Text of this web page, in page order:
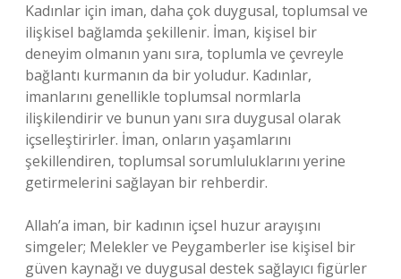
Kadınlar için iman, daha çok duygusal, toplumsal ve
ilişkisel bağlamda şekillenir. İman, kişisel bir
deneyim olmanın yanı sıra, toplumla ve çevreyle
bağlantı kurmanın da bir yoludur. Kadınlar,
imanlarını genellikle toplumsal normlarla
ilişkilendirir ve bunun yanı sıra duygusal olarak
içselleştirirler. İman, onların yaşamlarını
şekillendiren, toplumsal sorumluluklarını yerine
getirmelerini sağlayan bir rehberdir.
Allah’a iman, bir kadının içsel huzur arayışını
simgeler; Melekler ve Peygamberler ise kişisel bir
güven kaynağı ve duygusal destek sağlayıcı figürler